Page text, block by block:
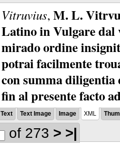
Vitruvius, M. L.
Latino in Vulgare dal
mirado ordine
potrai facilmente
con summa
fin al presente facto
Text Text Image Image XML
of 273 > >|